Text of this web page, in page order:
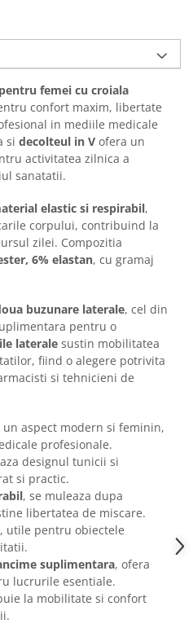
femei cu croiala
confort maxim, libertate
in mediile medicale
si decolteul in V ofera un
activitatea zilnica a
sanatatii.
elastic si respirabil,
corpului, contribuind la
zilei. Compozitia
6% elastan, cu gramaj
buzunare laterale, cel din
pentru o
laterale sustin mobilitatea
fiind o alegere potrivita
si tehnicieni de
un aspect modern si feminin,
profesionale.
designul tunicii si
si practic.
, se muleaza dupa
libertatea de miscare.
, utile pentru obiectele
suplimentara, ofera
lucrurile esentiale.
la mobilitate si confort